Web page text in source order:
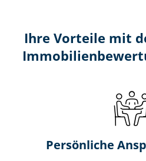
Ihre Vorteile mit
Persönliche